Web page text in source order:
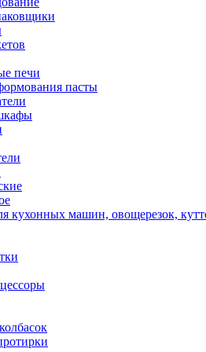
печи
пасты
кухонных машин, овощерезок,